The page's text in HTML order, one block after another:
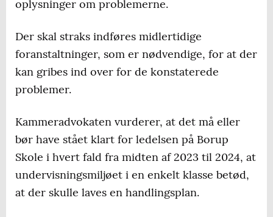
oplysninger om problemerne.
Der skal straks indføres midlertidige
foranstaltninger, som er nødvendige, for at der
kan gribes ind over for de konstaterede
problemer.
Kammeradvokaten vurderer, at det må eller
bør have stået klart for ledelsen på Borup
Skole i hvert fald fra midten af 2023 til 2024, at
undervisningsmiljøet i en enkelt klasse betød,
at der skulle laves en handlingsplan.